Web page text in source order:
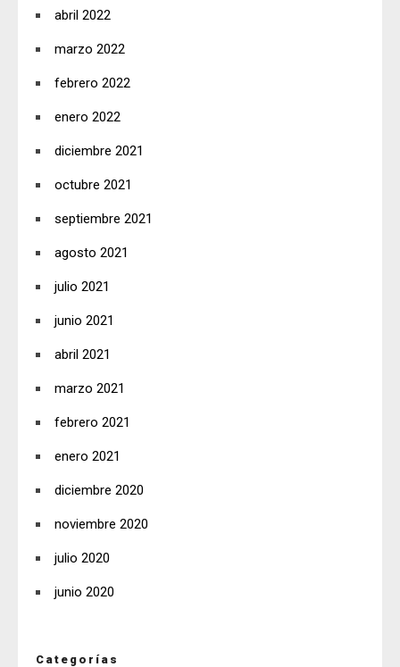
abril 2022
marzo 2022
febrero 2022
enero 2022
diciembre 2021
octubre 2021
septiembre 2021
agosto 2021
julio 2021
junio 2021
abril 2021
marzo 2021
febrero 2021
enero 2021
diciembre 2020
noviembre 2020
julio 2020
junio 2020
Categorías